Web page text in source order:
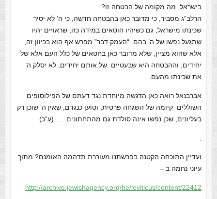
בישראל, מה מקומה של הבטחה זו?
הרלב”ג מסביר, כי מדובר כאן בהבטחה חדשה, כי ה’ לא יסיר
שכינתו מישראל, גם כשיהיו חוטאים במידה כזו, שראויים יהיו
שתגעל נפשו של ה’ בהם. “העמק דבר” מפרש אף הוא בכיוון זה,
אלא שהוא מציין, שלא מדובר כאן בחטאים של כלל העם אלא של
יחידים, וההבטחה היא שבעטיים של אותם יחידים, לא יסלק ה’
את שכינתו מהעם.
אברבנאל רואה כאן הדגשה מיוחדת נגד דעתם של הפילוסופים
השוללים קיומה של השגחה פרטית, וטוען כנגדם, שאין ה’ שוכן רק
בעליונים, שכן נפשו אינה סולדת גם מהתחתונים. … (ע”כ)
ועדיין התוכחה הקטנה בפרשתנו מעוררת תדהמה האומנם? מתוך
עיוני נחמה ב –
http://archive.jewishagency.org/he/leviticus/content/22412